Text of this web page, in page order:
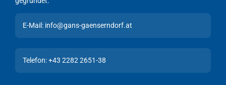
E-Mail: info@gans-gaenserndorf.at
Telefon: +43 2282 2651-38